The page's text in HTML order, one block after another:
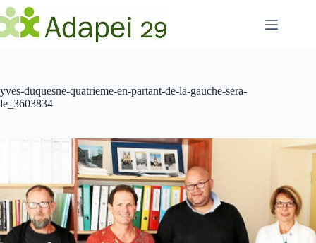
Passer
au
contenu
yves-duquesne-quatrieme-en-partant-de-la-gauche-sera-
le_3603834